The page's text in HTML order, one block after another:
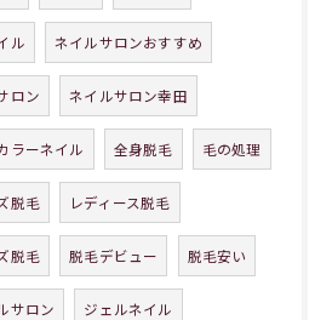
ル ネイルサロンおすすめ
ロン ネイルサロン幸田
ラーネイル 全身脱毛 毛の処理
脱毛 レディース脱毛
脱毛 脱毛デビュー 脱毛安い
サロン ジェルネイル